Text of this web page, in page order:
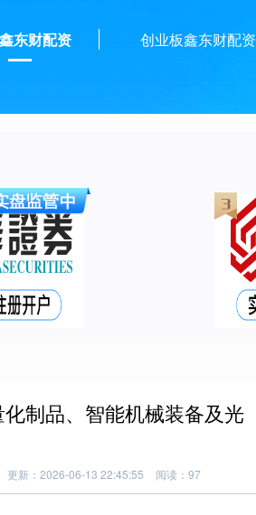
东财配资 创业板鑫东财配资
制品、智能机械装备及光
更新：2026-06-13 22:45:55 阅读：97